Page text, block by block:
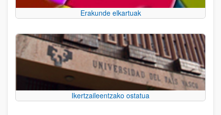
Erakunde elkartuak
Ikertzaileentzako ostatua